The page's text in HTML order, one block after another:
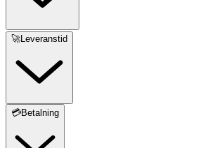
🚀Leveranstid
💳Betalning